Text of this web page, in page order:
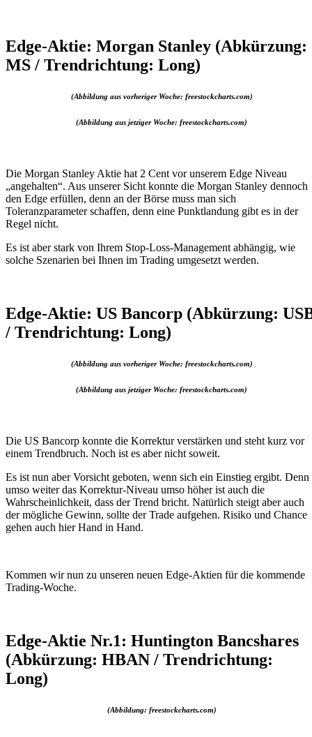
Edge-Aktie: Morgan Stanley (Abkürzung:
MS / Trendrichtung: Long)
(Abbildung aus vorheriger Woche: freestockcharts.com)
(Abbildung aus jetziger Woche: freestockcharts.com)
Die Morgan Stanley Aktie hat 2 Cent vor unserem Edge Niveau
„angehalten“. Aus unserer Sicht konnte die Morgan Stanley dennoch
den Edge erfüllen, denn an der Börse muss man sich
Toleranzparameter schaffen, denn eine Punktlandung gibt es in der
Regel nicht.
Es ist aber stark von Ihrem Stop-Loss-Management abhängig, wie
solche Szenarien bei Ihnen im Trading umgesetzt werden.
Edge-Aktie: US Bancorp (Abkürzung:
/ Trendrichtung: Long)
(Abbildung aus vorheriger Woche: freestockcharts.com)
(Abbildung aus jetziger Woche: freestockcharts.com)
Die US Bancorp konnte die Korrektur verstärken und steht kurz vor
einem Trendbruch. Noch ist es aber nicht soweit.
Es ist nun aber Vorsicht geboten, wenn sich ein Einstieg ergibt. Denn
umso weiter das Korrektur-Niveau umso höher ist auch die
Wahrscheinlichkeit, dass der Trend bricht. Natürlich steigt aber auch
der mögliche Gewinn, sollte der Trade aufgehen. Risiko und Chance
gehen auch hier Hand in Hand.
Kommen wir nun zu unseren neuen Edge-Aktien für die kommende
Trading-Woche.
Edge-Aktie Nr.1: Huntington Bancshares
(Abkürzung: HBAN / Trendrichtung:
Long)
(Abbildung: freestockcharts.com)